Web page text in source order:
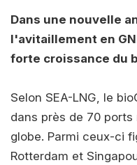
Dans une nouvelle
l'avitaillement en
forte croissance du
Selon SEA-LNG, le
dans près de 70
globe. Parmi ceux-ci
Rotterdam et